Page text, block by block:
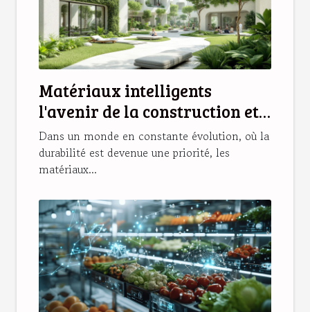
Matériaux intelligents
l'avenir de la construction et
de l'habitat durable
Dans un monde en constante évolution, où la
durabilité est devenue une priorité, les
matériaux...